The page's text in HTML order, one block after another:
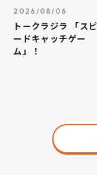
2026/08/06
トークラジラ 「スピ
ードキャッチゲー
ム」！